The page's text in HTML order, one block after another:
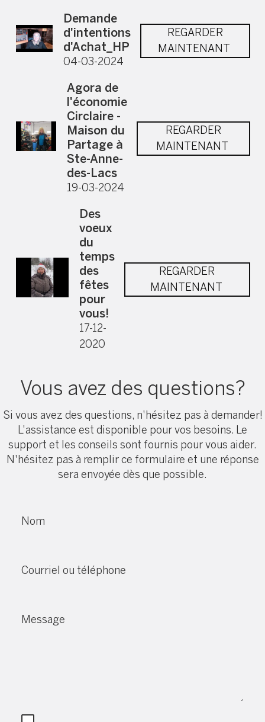
Demande
d'intentions
d'Achat_HP
04-03-2024
REGARDER
MAINTENANT
Agora de
l'économie
Circlaire -
Maison du
Partage à
Ste-Anne-
des-Lacs
19-03-2024
REGARDER
MAINTENANT
Des
voeux
du
temps
des
fêtes
pour
vous!
17-12-
2020
REGARDER
MAINTENANT
Vous avez des questions?
Si vous avez des questions, n'hésitez pas à demander!
L'assistance est disponible pour vos besoins. Le
support et les conseils sont fournis pour vous aider.
N'hésitez pas à remplir ce formulaire et une réponse
sera envoyée dès que possible.
Nom
Courriel ou téléphone
Message